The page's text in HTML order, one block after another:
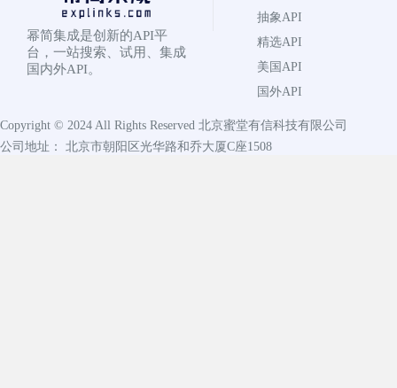
幂简集成是创新的API平
台，一站搜索、试用、集成
国内外API。
抽象API
精选API
美国API
国外API
Copyright © 2024 All Rights Reserved 北京蜜堂有信科技有限公司
公司地址： 北京市朝阳区光华路和乔大厦C座1508